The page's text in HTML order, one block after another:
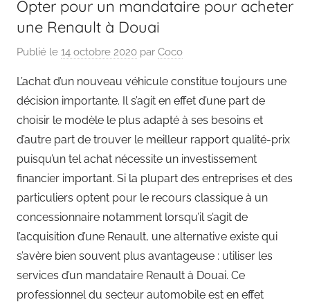
Opter pour un mandataire pour acheter
une Renault à Douai
Publié le 14 octobre 2020 par Coco
L’achat d’un nouveau véhicule constitue toujours une
décision importante. Il s’agit en effet d’une part de
choisir le modèle le plus adapté à ses besoins et
d’autre part de trouver le meilleur rapport qualité-prix
puisqu’un tel achat nécessite un investissement
financier important. Si la plupart des entreprises et des
particuliers optent pour le recours classique à un
concessionnaire notamment lorsqu’il s’agit de
l’acquisition d’une Renault, une alternative existe qui
s’avère bien souvent plus avantageuse : utiliser les
services d’un mandataire Renault à Douai. Ce
professionnel du secteur automobile est en effet